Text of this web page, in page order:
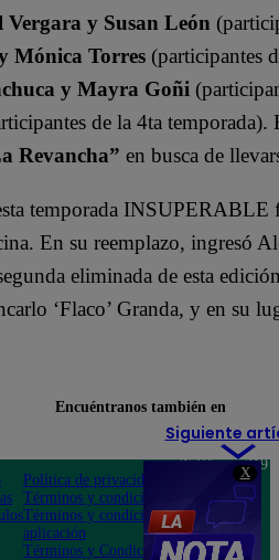
X
y Susan León
Mónica Torres (participantes
y Mayra Goñi
de la 4ta temporada).
Revancha” en busca de
temporada INSUPERABLE
En su reemplazo, ingresó
eliminada de esta
‘Flaco’ Granda, y en su
Siguiente
Encuéntranos también en
Política de privacidad
Términos y condiciones
Términos y condiciones
aplicación
Términos y Condiciones
Teléfono: 219
Av. San
Felipe 968
Jesús María